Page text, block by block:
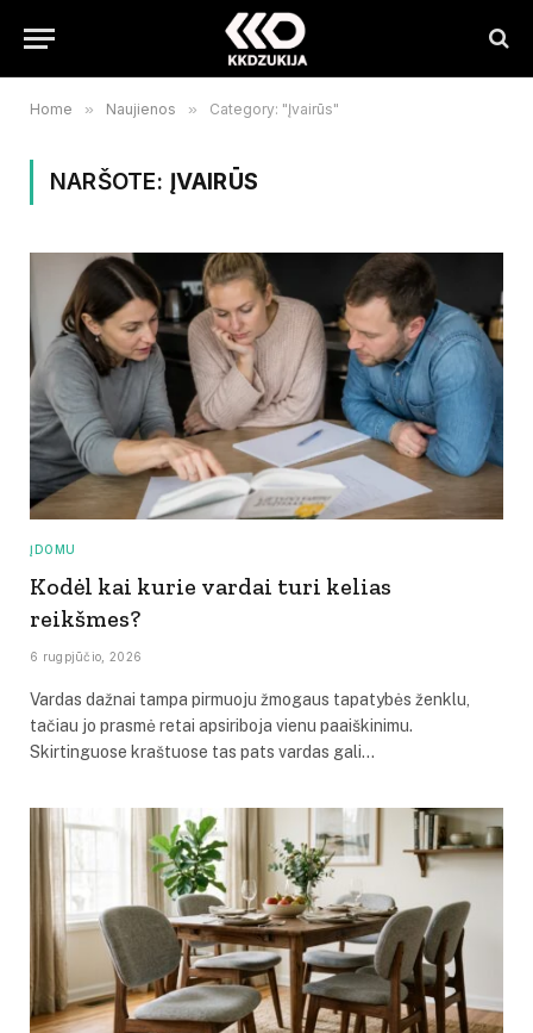
Home » Naujienos » Category: "Įvairūs"
NARŠOTE: ĮVAIRŪS
ĮDOMU
Kodėl kai kurie vardai turi kelias
reikšmes?
6 rugpjūčio, 2026
Vardas dažnai tampa pirmuoju žmogaus tapatybės ženklu,
tačiau jo prasmė retai apsiriboja vienu paaiškinimu.
Skirtinguose kraštuose tas pats vardas gali…